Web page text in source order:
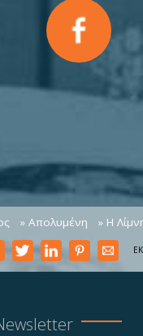
» Απολυμένη » Η